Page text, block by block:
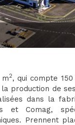
2, qui compte
la production de
dans la
et Comag,
Prennent